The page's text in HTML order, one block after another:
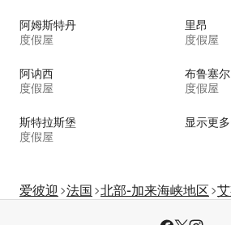
阿姆斯特丹
度假屋
里昂
度假屋
阿讷西
度假屋
布鲁塞尔
度假屋
斯特拉斯堡
度假屋
显示更多
爱彼迎 法国 北部-加来海峡地区